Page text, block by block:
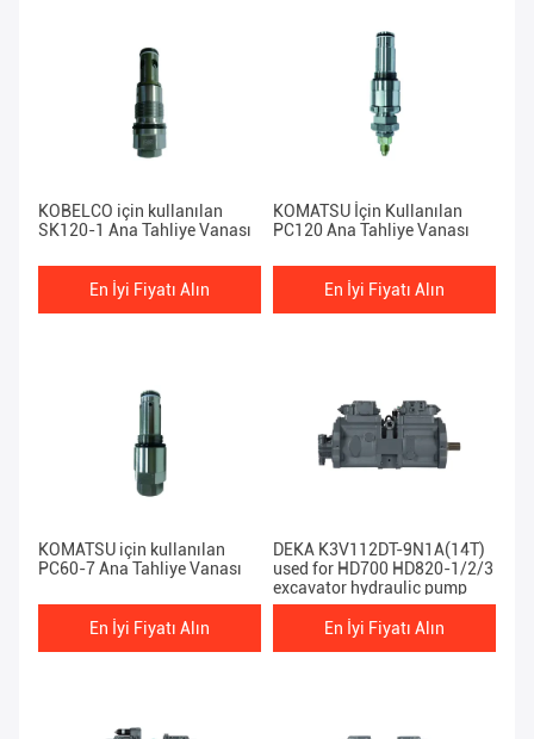
KOBELCO için kullanılan
SK120-1 Ana Tahliye Vanası
En İyi Fiyatı Alın
KOMATSU İçin Kullanılan
PC120 Ana Tahliye Vanası
En İyi Fiyatı Alın
KOMATSU için kullanılan
PC60-7 Ana Tahliye Vanası
En İyi Fiyatı Alın
DEKA K3V112DT-9N1A(14T)
used for HD700 HD820-1/2/3
excavator hydraulic pump
En İyi Fiyatı Alın